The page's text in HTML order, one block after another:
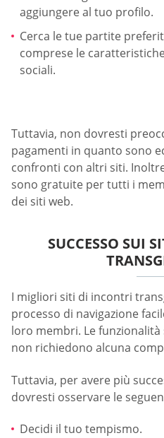
aggiungere al tuo profilo.
Cerca le tue partite
comprese le
sociali.
Tuttavia, non dovresti
pagamenti in quanto sono
confronti con altri siti.
sono gratuite per tutti i
dei siti web.
SUCCESSO SUI
I migliori siti di incontri
processo di navigazione
loro membri. Le
non richiedono alcuna
Tuttavia, per avere più
dovresti osservare le
Decidi il tuo tempismo.